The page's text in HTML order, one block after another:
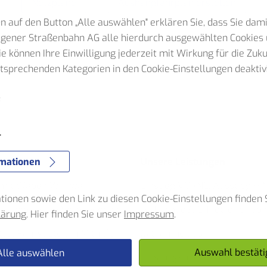
im Verbundgebiet
HST schließt E-Tretroller von
Leistungsübersicht
auf den Button „Alle auswählen" erklären Sie, dass Sie
Straßenbahn AG alle hierdurch ausgewählten Cookies
können Ihre Einwilligung jederzeit mit Wirkung für die
Kategorien in den Cookie-Einstellungen
sowie den Link zu diesen Cookie-Einstellungen finden
. Hier finden Sie unser Impressum.
auswählen Auswahl